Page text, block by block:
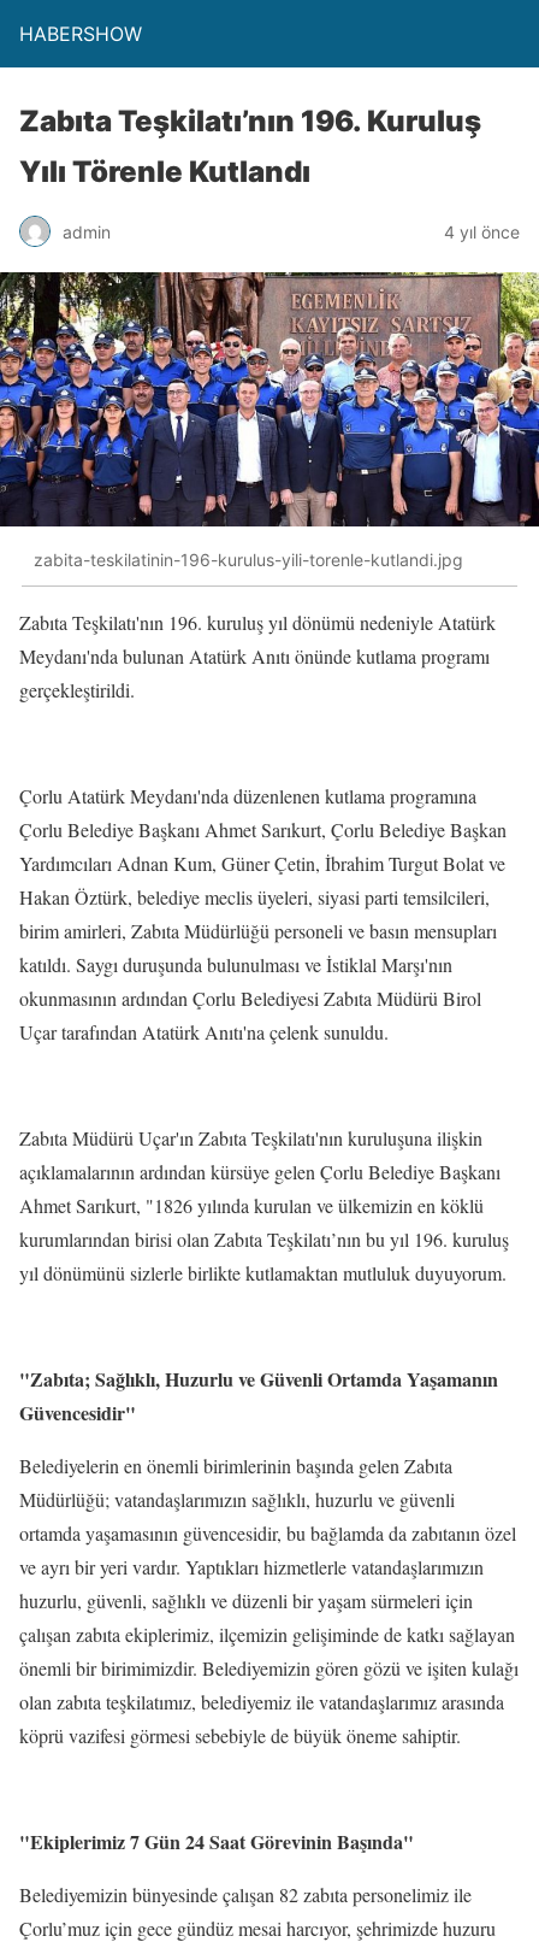
HABERSHOW
Zabıta Teşkilatı’nın 196. Kuruluş
Yılı Törenle Kutlandı
admin 4 yıl önce
zabita-teskilatinin-196-kurulus-yili-torenle-kutlandi.jpg
Zabıta Teşkilatı'nın 196. kuruluş yıl dönümü nedeniyle Atatürk
Meydanı'nda bulunan Atatürk Anıtı önünde kutlama programı
gerçekleştirildi.
Çorlu Atatürk Meydanı'nda düzenlenen kutlama programına
Çorlu Belediye Başkanı Ahmet Sarıkurt, Çorlu Belediye Başkan
Yardımcıları Adnan Kum, Güner Çetin, İbrahim Turgut Bolat ve
Hakan Öztürk, belediye meclis üyeleri, siyasi parti temsilcileri,
birim amirleri, Zabıta Müdürlüğü personeli ve basın mensupları
katıldı. Saygı duruşunda bulunulması ve İstiklal Marşı'nın
okunmasının ardından Çorlu Belediyesi Zabıta Müdürü Birol
Uçar tarafından Atatürk Anıtı'na çelenk sunuldu.
Zabıta Müdürü Uçar'ın Zabıta Teşkilatı'nın kuruluşuna ilişkin
açıklamalarının ardından kürsüye gelen Çorlu Belediye Başkanı
Ahmet Sarıkurt, "1826 yılında kurulan ve ülkemizin en köklü
kurumlarından birisi olan Zabıta Teşkilatı’nın bu yıl 196. kuruluş
yıl dönümünü sizlerle birlikte kutlamaktan mutluluk duyuyorum.
"Zabıta; Sağlıklı, Huzurlu ve Güvenli Ortamda Yaşamanın
Güvencesidir"
Belediyelerin en önemli birimlerinin başında gelen Zabıta
Müdürlüğü; vatandaşlarımızın sağlıklı, huzurlu ve güvenli
ortamda yaşamasının güvencesidir, bu bağlamda da zabıtanın özel
ve ayrı bir yeri vardır. Yaptıkları hizmetlerle vatandaşlarımızın
huzurlu, güvenli, sağlıklı ve düzenli bir yaşam sürmeleri için
çalışan zabıta ekiplerimiz, ilçemizin gelişiminde de katkı sağlayan
önemli bir birimimizdir. Belediyemizin gören gözü ve işiten kulağı
olan zabıta teşkilatımız, belediyemiz ile vatandaşlarımız arasında
köprü vazifesi görmesi sebebiyle de büyük öneme sahiptir.
"Ekiplerimiz 7 Gün 24 Saat Görevinin Başında"
Belediyemizin bünyesinde çalışan 82 zabıta personelimiz ile
Çorlu’muz için gece gündüz mesai harcıyor, şehrimizde huzuru